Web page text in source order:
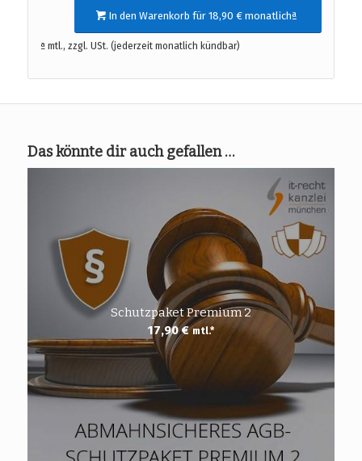
In den Warenkorb für 18,90 € monatlichª
ª mtl., zzgl. USt. (jederzeit monatlich kündbar)
Das könnte dir auch gefallen …
Schutzpaket Premium 2
17,90€ mtl.*